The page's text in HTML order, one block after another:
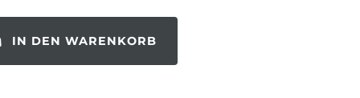
IN DEN WARENKORB